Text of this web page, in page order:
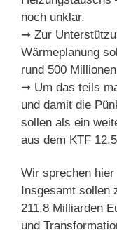
noch unklar.
➞ Zur
Wärmeplanung
rund 500
➞ Um das teils
und damit die
sollen als ein
aus dem KTF
Wir sprechen
Insgesamt sollen
211,8 Milliarden
und